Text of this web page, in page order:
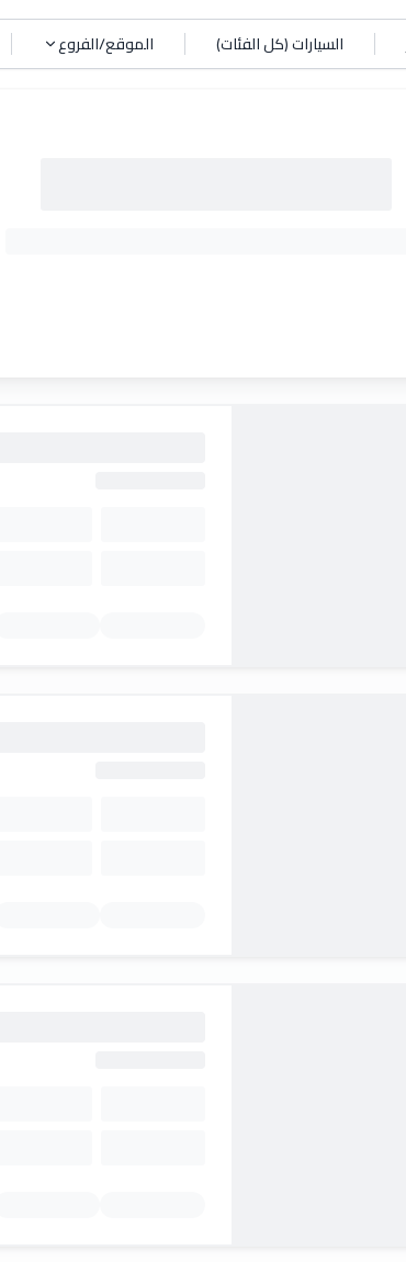
السيارات (كل الفئات) الموقع/الفروع